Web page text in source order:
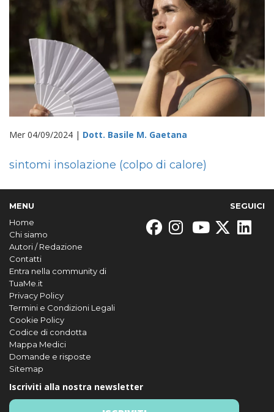
Mer 04/09/2024 | Dott. Basile M. Gaetana
sintomi insolazione (colpo di calore)
MENU
Home
Chi siamo
Autori / Redazione
Contatti
Entra nella community di
TuaMe.it
Privacy Policy
Termini e Condizioni Legali
Cookie Policy
Codice di condotta
Mappa Medici
Domande e risposte
Sitemap
SEGUICI
Iscriviti alla nostra newsletter